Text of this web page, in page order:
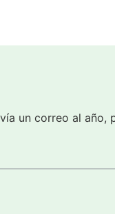
un correo al año,